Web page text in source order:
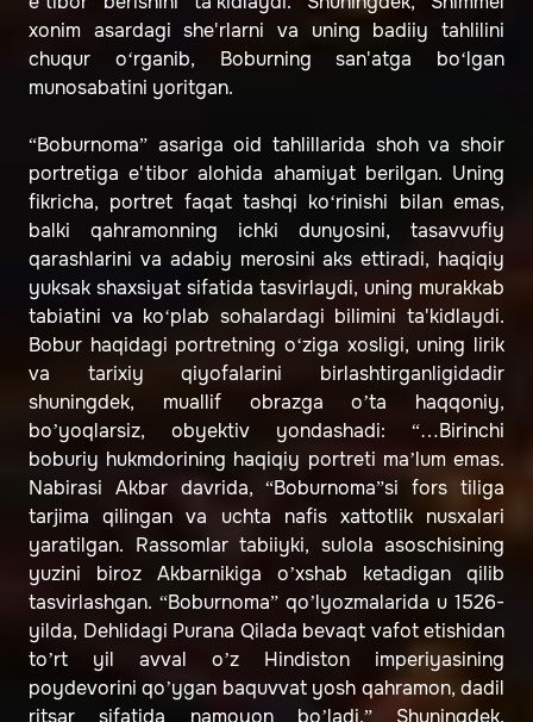
xonim asardagi she'rlarni va uning badiiy tahlilini
chuqur o‘rganib, Boburning san'atga bo‘lgan
munosabatini yoritgan.
“Boburnoma” asariga oid tahlillarida shoh va shoir
portretiga e'tibor alohida ahamiyat berilgan. Uning
fikricha, portret faqat tashqi ko‘rinishi bilan emas,
balki qahramonning ichki dunyosini, tasavvufiy
qarashlarini va adabiy merosini aks ettiradi, haqiqiy
yuksak shaxsiyat sifatida tasvirlaydi, uning murakkab
tabiatini va ko‘plab sohalardagi bilimini ta'kidlaydi.
Bobur haqidagi portretning o‘ziga xosligi, uning lirik
va tarixiy qiyofalarini birlashtirganligidadir
shuningdek, muallif obrazga o’ta haqqoniy,
bo’yoqlarsiz, obyektiv yondashadi: “…Birinchi
boburiy hukmdorining haqiqiy portreti ma’lum emas.
Nabirasi Akbar davrida, “Boburnoma”si fors tiliga
tarjima qilingan va uchta nafis xattotlik nusxalari
yaratilgan. Rassomlar tabiiyki, sulola asoschisining
yuzini biroz Akbarnikiga o’xshab ketadigan qilib
tasvirlashgan. “Boburnoma” qo’lyozmalarida u 1526-
yilda, Dehlidagi Purana Qilada bevaqt vafot etishidan
to’rt yil avval o’z Hindiston imperiyasining
poydevorini qo’ygan baquvvat yosh qahramon, dadil
ritsar sifatida namoyon bo’ladi.” Shuningdek,